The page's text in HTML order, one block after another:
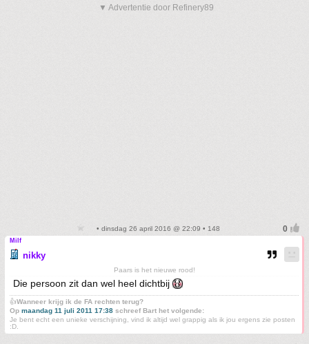
▼ Advertentie door Refinery89
• dinsdag 26 april 2016 @ 22:09 • 148
Milf
nikky
Paars is het nieuwe rood!
Die persoon zit dan wel heel dichtbij
👍Wanneer krijg ik de FA rechten terug?
Op maandag 11 juli 2011 17:38 schreef Bart het volgende:
Je bent echt een unieke verschijning, vind ik altijd wel grappig als ik jou ergens zie posten
:D.